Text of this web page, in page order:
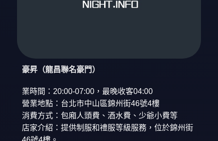
豪昇（龍昌聯名豪門）
業時間：20:00-07:00，最晚收客04:00
營業地點：台北市中山區錦州街46號4樓
消費方式：包廂人頭費、酒水費、少爺小費等
店家介紹：提供制服和禮服等級服務，位於錦州街